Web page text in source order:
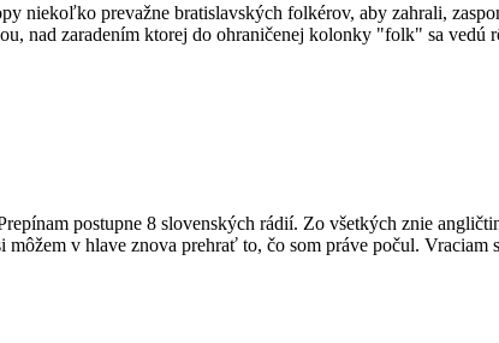
niekoľko prevažne bratislavských folkérov, aby zahrali,
nad zaradením ktorej do ohraničenej kolonky "folk" sa vedú
postupne 8 slovenských rádií. Zo všetkých znie
v hlave znova prehrať to, čo som práve počul. Vraciam